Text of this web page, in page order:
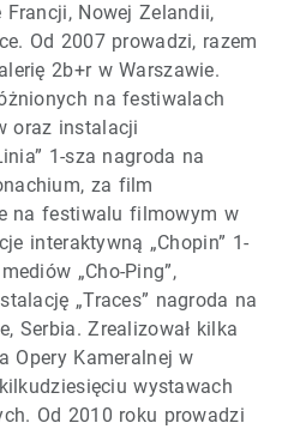
Nowej Zelandii,
Od 2007 prowadzi, razem
2b+r w Warszawie.
na festiwalach
oraz instalacji
1-sza nagroda na
za film
na festiwalu filmowym w
interaktywną „Chopin” 1-
„Cho-Ping”,
„Traces” nagroda na
Serbia. Zrealizował kilka
Opery Kameralnej w
wystawach
Od 2010 roku prowadzi